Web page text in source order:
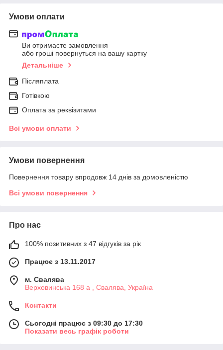
Умови оплати
Ви отримаєте замовлення
або гроші повернуться на вашу картку
Детальніше
Післяплата
Готівкою
Оплата за реквізитами
Всі умови оплати
Умови повернення
Повернення товару впродовж 14 днів за домовленістю
Всі умови повернення
Про нас
100% позитивних з 47 відгуків за рік
Працює з 13.11.2017
м. Свалява
Верховинська 168 а , Свалява, Україна
Контакти
Сьогодні працює з 09:30 до 17:30
Показати весь графік роботи